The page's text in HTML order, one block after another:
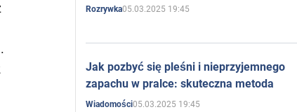
Rozrywka05.03.2025 19:45
Jak pozbyć się pleśni i nieprzyjemnego
zapachu w pralce: skuteczna metoda
Wiadomości05.03.2025 19:45